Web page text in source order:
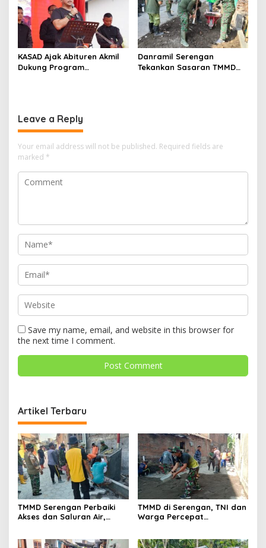
KASAD Ajak Abituren Akmil
Dukung Program
Danramil Serengan
Tekankan Sasaran TMMD
Leave a Reply
Your email address will not be published. Required fields are
marked *
Save my name, email, and website in this browser for
the next time I comment.
Artikel Terbaru
TMMD Serengan Perbaiki
Akses dan Saluran Air,
TMMD di Serengan, TNI dan
Warga Percepat